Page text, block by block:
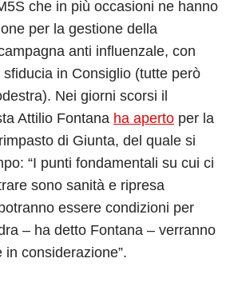
che in più occasioni ne hanno
per la gestione della
anti influenzale, con
in Consiglio (tutte però
Nei giorni scorsi il
Attilio Fontana ha aperto per la
di Giunta, del quale si
“I punti fondamentali su cui ci
sono sanità e ripresa
essere condizioni per
– ha detto Fontana – verranno
considerazione”.